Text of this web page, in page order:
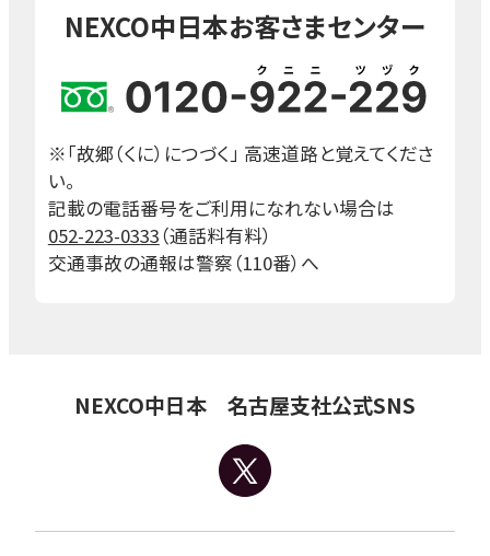
NEXCO中日本お客さまセンター
※「故郷（くに）につづく」 高速道路と覚えてくださ
い。
記載の電話番号をご利用になれない場合は
052-223-0333（通話料有料）
交通事故の通報は警察（110番）へ
NEXCO中日本 名古屋支社公式SNS